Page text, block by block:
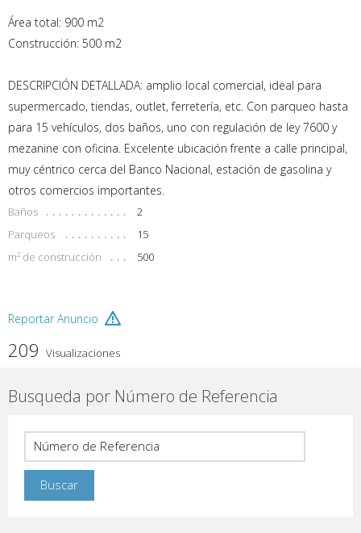
Área total: 900 m2
Construcción: 500 m2
DESCRIPCIÓN DETALLADA: amplio local comercial, ideal para
supermercado, tiendas, outlet, ferretería, etc. Con parqueo hasta
para 15 vehículos, dos baños, uno con regulación de ley 7600 y
mezanine con oficina. Excelente ubicación frente a calle principal,
muy céntrico cerca del Banco Nacional, estación de gasolina y
otros comercios importantes.
Baños
2
Parqueos
15
m² de construcción
500
Reportar Anuncio
209 Visualizaciones
Busqueda por Número de Referencia